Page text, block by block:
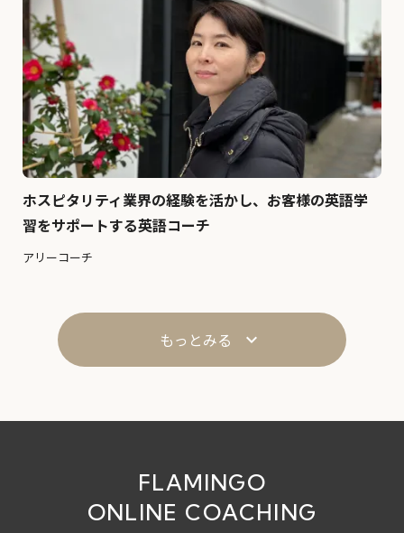
ホスピタリティ業界の経験を活かし、お客様の英語学
習をサポートする英語コーチ
アリーコーチ
もっとみる keyboard_arrow_down
FLAMINGO
ONLINE COACHING